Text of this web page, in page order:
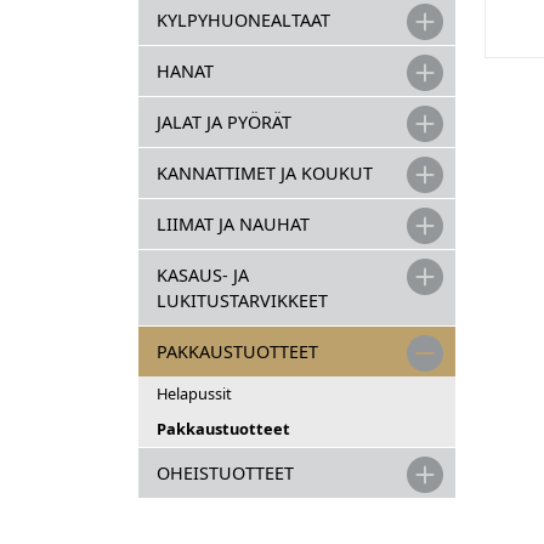
KYLPYHUONEALTAAT
HANAT
JALAT JA PYÖRÄT
KANNATTIMET JA KOUKUT
LIIMAT JA NAUHAT
KASAUS- JA
LUKITUSTARVIKKEET
PAKKAUSTUOTTEET
Helapussit
Pakkaustuotteet
OHEISTUOTTEET